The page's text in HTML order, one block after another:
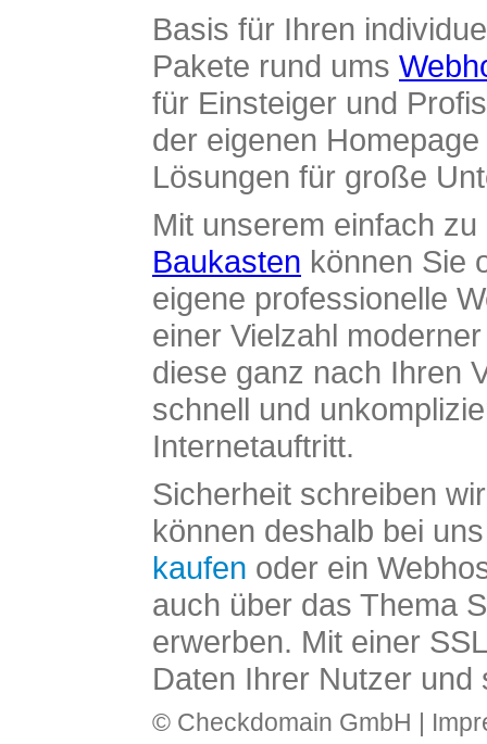
Basis für Ihren
Pakete rund ums
für Einsteiger und
der eigenen
Lösungen für große
Mit unserem einfach
Baukasten können Sie
eigene professionelle
einer Vielzahl
diese ganz nach Ihren
schnell und
Internetauftritt.
Sicherheit schreiben
können deshalb bei
kaufen oder ein
auch über das Thema
erwerben. Mit einer
Daten Ihrer Nutzer und
© Checkdomain GmbH |